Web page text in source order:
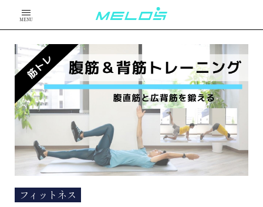
MENU
フィットネス